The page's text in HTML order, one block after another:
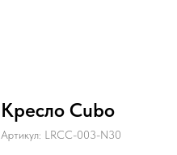
Кресло Cubo
Артикул: LRCC-003-N30